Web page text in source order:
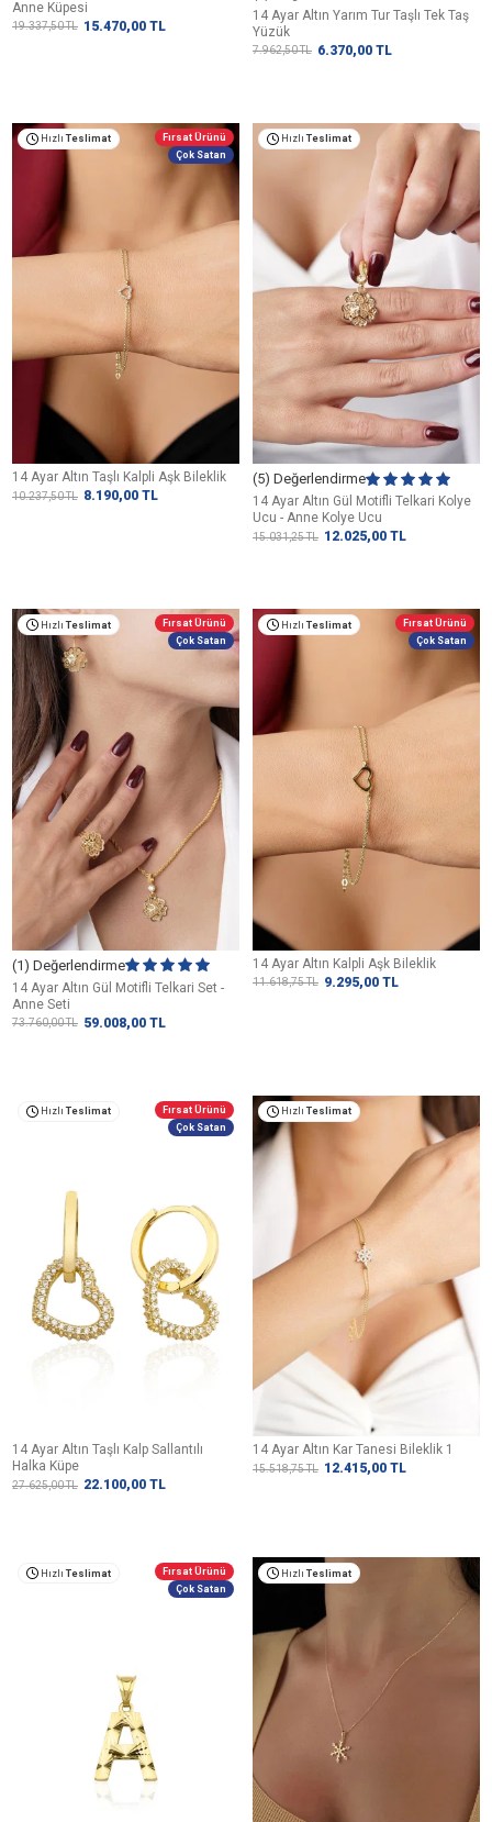
Anne Küpesi
19.337,50TL 15.470,00 TL
14 Ayar Altın Yarım Tur Taşlı Tek Taş
Yüzük
7.962,50TL 6.370,00 TL
Hızlı Teslimat
Fırsat Ürünü
Çok Satan
14 Ayar Altın Taşlı Kalpli Aşk Bileklik
10.237,50TL 8.190,00 TL
Hızlı Teslimat
(5) Değerlendirme
14 Ayar Altın Gül Motifli Telkari Kolye
Ucu - Anne Kolye Ucu
15.031,25TL 12.025,00 TL
Hızlı Teslimat
Fırsat Ürünü
Çok Satan
(1) Değerlendirme
14 Ayar Altın Gül Motifli Telkari Set -
Anne Seti
73.760,00TL 59.008,00 TL
Hızlı Teslimat
Fırsat Ürünü
Çok Satan
14 Ayar Altın Kalpli Aşk Bileklik
11.618,75TL 9.295,00 TL
Hızlı Teslimat
Fırsat Ürünü
Çok Satan
14 Ayar Altın Taşlı Kalp Sallantılı
Halka Küpe
27.625,00TL 22.100,00 TL
Hızlı Teslimat
14 Ayar Altın Kar Tanesi Bileklik 1
15.518,75TL 12.415,00 TL
Hızlı Teslimat
Fırsat Ürünü
Çok Satan
Hızlı Teslimat